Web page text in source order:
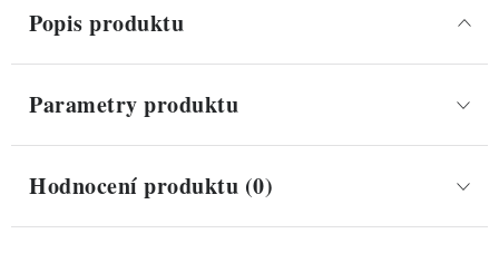
Popis produktu
Parametry produktu
Hodnocení produktu (0)